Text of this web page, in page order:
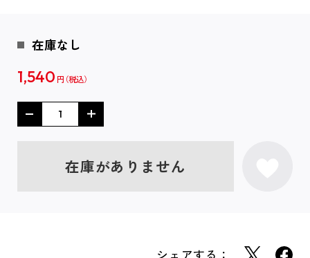
在庫なし
1,540 円
在庫がありません
シェアする：